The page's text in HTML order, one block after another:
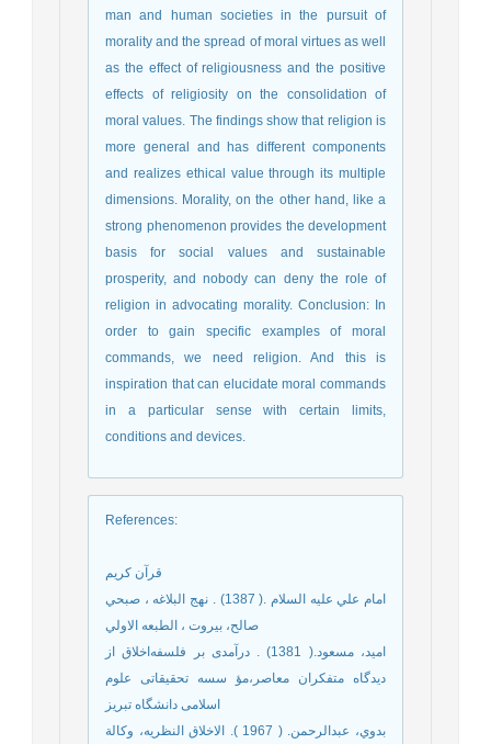
man and human societies in the pursuit of
morality and the spread of moral virtues as well
as the effect of religiousness and the positive
effects of religiosity on the consolidation of
moral values. The findings show that religion is
more general and has different components
and realizes ethical value through its multiple
dimensions. Morality, on the other hand, like a
strong phenomenon provides the development
basis for social values and sustainable
prosperity, and nobody can deny the role of
religion in advocating morality. Conclusion: In
order to gain specific examples of moral
commands, we need religion. And this is
inspiration that can elucidate moral commands
in a particular sense with certain limits,
conditions and devices.
References:
قرآن كريم
امام علي عليه السلام .( 1387) . نهج البلاغه ، صبحي
صالح، بیروت ، الطبعه الاولي
امید، مسعود.( 1381) . درآمدی بر فلسفه‌اخلاق از
دیدگاه متفکران معاصر،مؤ سسه تحقیقاتی علوم
اسلامی دانشگاه تبریز
بدوي، عبدالرحمن. ( 1967 ). الاخلاق النظريه، وكالة